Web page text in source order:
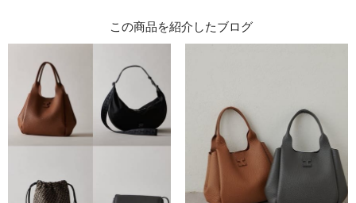
この商品を紹介したブログ